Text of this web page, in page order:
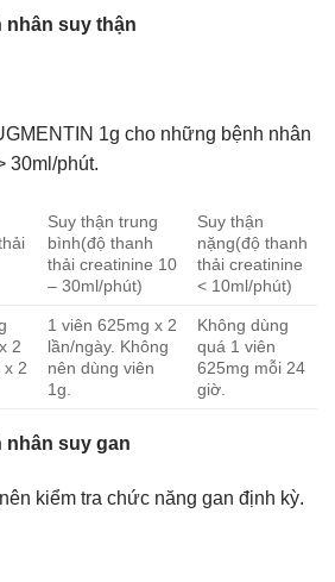
nhân suy thận
1g cho những bệnh nhân
30ml/phút.
Suy thận trung
bình(độ thanh
thải creatinine 10
– 30ml/phút)
Suy thận
nặng(độ thanh
thải creatinine
< 10ml/phút)
2
x 2
1 viên 625mg x 2
lần/ngày. Không
nên dùng viên
1g.
Không dùng
quá 1 viên
625mg mỗi 24
giờ.
nhân suy gan
kiểm tra chức năng gan định kỳ.